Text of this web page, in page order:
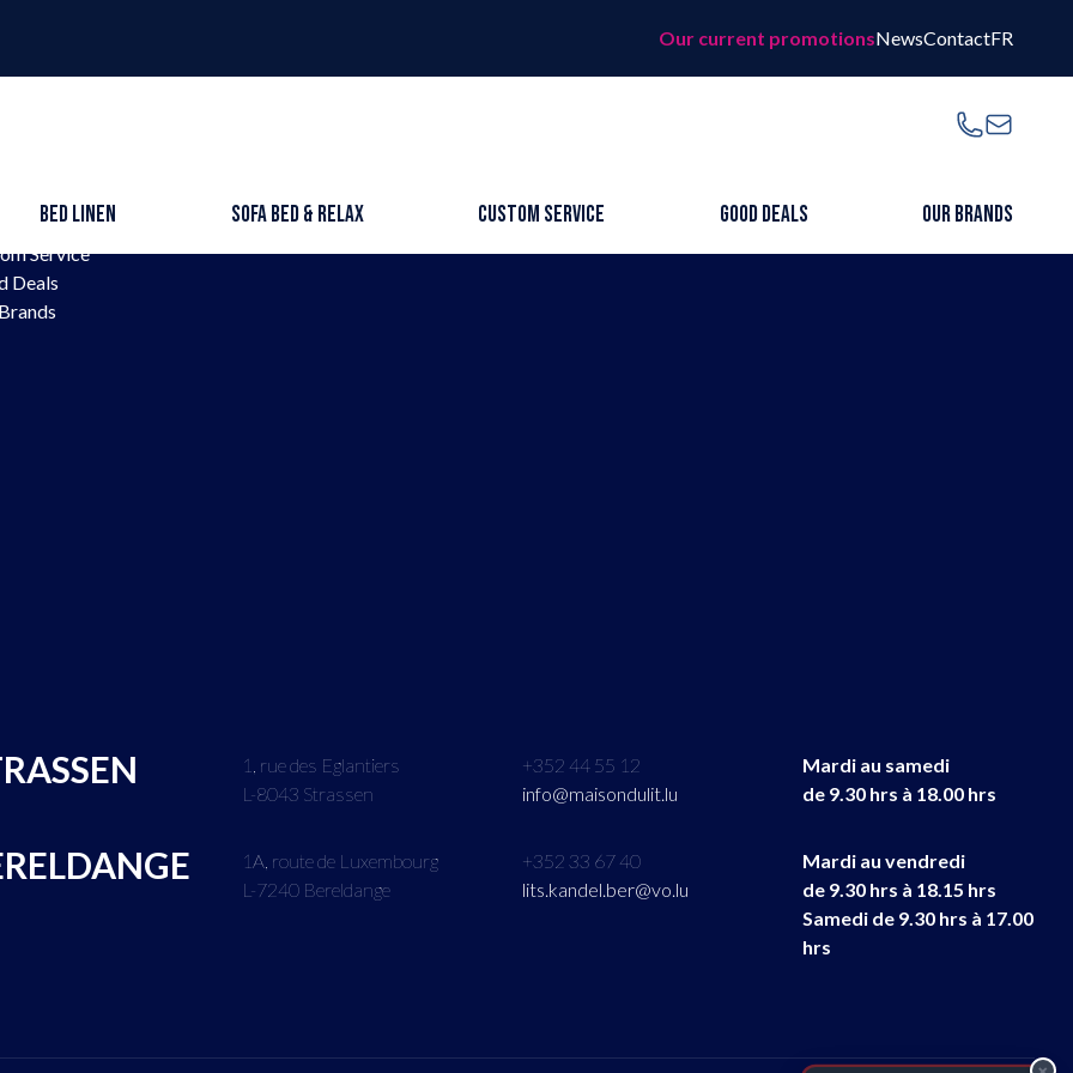
Our current promotionsNewsContactFR
Bed Linen Sofa bed & RELAX Custom Service Good Deals Our Brands
& RELAX
Service
Deals
1, rue des Eglantiers
L-8043 Strassen
+352 44 55 12
info@maisondulit.lu
Mardi au samedi
de 9.30 hrs à 18.00 hrs
1A, route de Luxembourg
L-7240 Bereldange
+352 33 67 40
lits.kandel.ber@vo.lu
Mardi au vendredi
de 9.30 hrs à 18.15 hrs
Samedi de 9.30 hrs à 17.00
hrs